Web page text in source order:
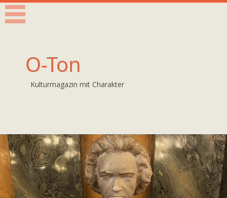
O-Ton
Kulturmagazin mit Charakter